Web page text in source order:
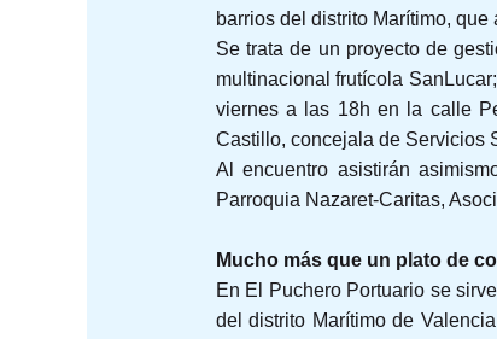
barrios del distrito Marítimo,
Se trata de un proyecto de
multinacional frutícola
viernes a las 18h en la calle
Castillo, concejala de Servicios
Al encuentro asistirán
Parroquia Nazaret-Caritas,
Mucho más que un plato de
En El Puchero Portuario se
del distrito Marítimo de